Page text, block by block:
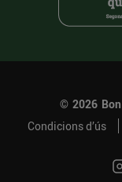
© 2026
Condicions d’ús